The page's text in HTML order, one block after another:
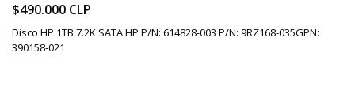
$490.000 CLP
Disco HP 1TB 7.2K SATA HP P/N: 614828-003 P/N: 9RZ168-035GPN:
390158-021